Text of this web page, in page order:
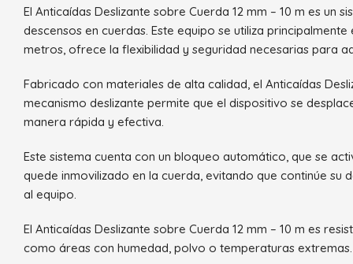
El Anticaídas Deslizante sobre Cuerda 12 mm – 10 m es
descensos en cuerdas. Este equipo se utiliza
metros, ofrece la flexibilidad y seguridad necesarias para
Fabricado con materiales de alta calidad, el Anticaídas
mecanismo deslizante permite que el dispositivo se
manera rápida y efectiva.
Este sistema cuenta con un bloqueo automático, que se
quede inmovilizado en la cuerda, evitando que continúe
al equipo.
El Anticaídas Deslizante sobre Cuerda 12 mm – 10 m es
como áreas con humedad, polvo o temperaturas extremas.